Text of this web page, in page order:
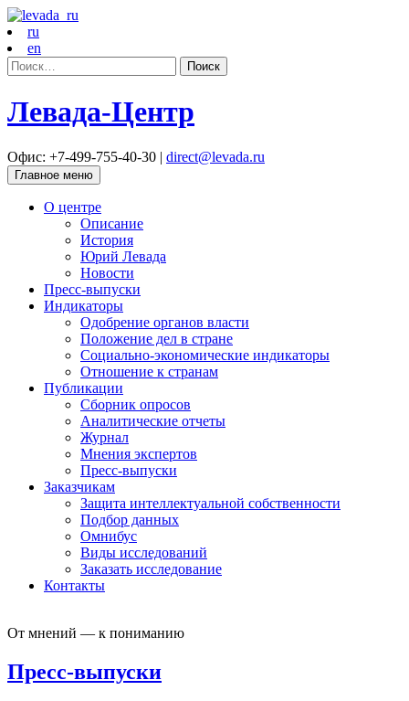
ru
en
Найти:
Левада-Центр
Офис: +7-499-755-40-30 | direct@levada.ru
Главное меню
О центре
Описание
История
Юрий Левада
Новости
Пресс-выпуски
Индикаторы
Одобрение органов власти
Положение дел в стране
Социально-экономические индикаторы
Отношение к странам
Публикации
Сборник опросов
Аналитические отчеты
Журнал
Мнения экспертов
Пресс-выпуски
Заказчикам
Защита интеллектуальной собственности
Подбор данных
Омнибус
Виды исследований
Заказать исследование
Контакты
От мнений — к пониманию
Пресс-выпуски